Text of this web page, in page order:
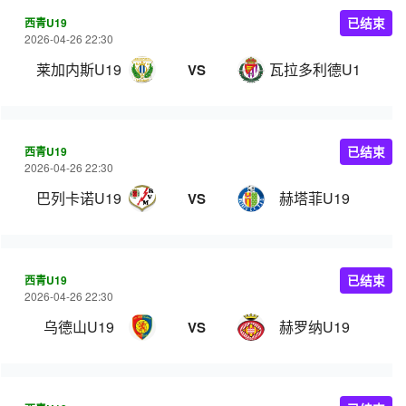
西青U19
2026-04-26 22:30
莱加内斯U19 VS 瓦拉多利德U19
已结束
西青U19
2026-04-26 22:30
巴列卡诺U19 VS 赫塔菲U19
已结束
西青U19
2026-04-26 22:30
乌德山U19 VS 赫罗纳U19
已结束